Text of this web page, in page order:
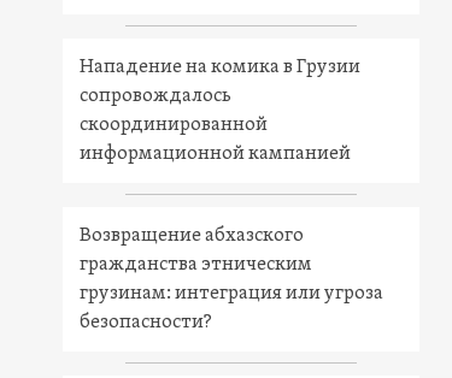
Нападение на комика в Грузии
сопровождалось
скоординированной
информационной кампанией
Возвращение абхазского
гражданства этническим
грузинам: интеграция или угроза
безопасности?